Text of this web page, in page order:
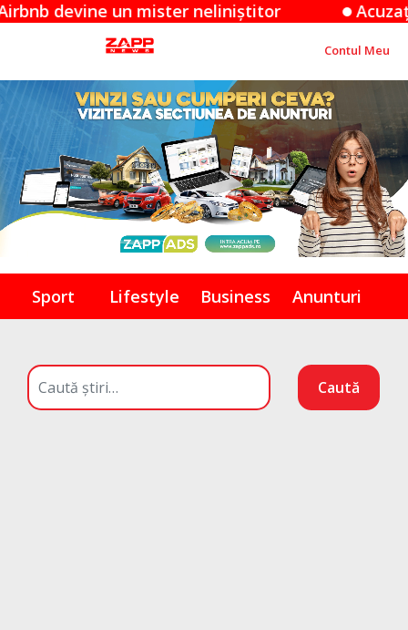
un mister neliniștitor Acuzațiile
Contul Meu
Sport Lifestyle Business Anunturi
Caută